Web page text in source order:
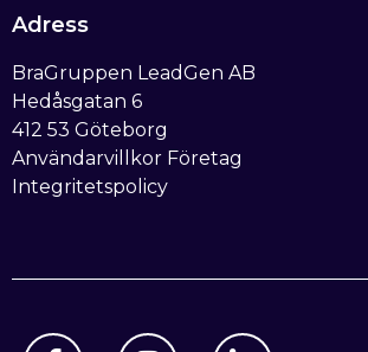
Adress
BraGruppen LeadGen AB
Hedåsgatan 6
412 53 Göteborg
Användarvillkor Företag
Integritetspolicy